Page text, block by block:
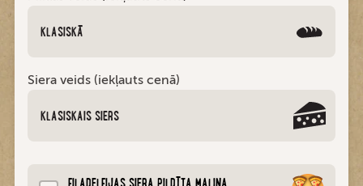
KLASISKĀ
Siera veids (iekļauts cenā)
KLASISKAIS SIERS